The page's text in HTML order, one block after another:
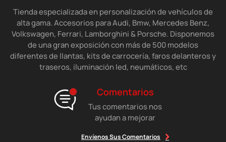
Tienda especializada en personalización de vehículos de
alta gama. Accesorios para Audi, Bmw, Mercedes Benz,
Volkswagen, Ferrari, Lamborghini & Porsche. Disponemos
de una gran exposición con más de 500 modelos
diferentes de llantas, kits de carrocería, faros delanteros y
traseros, iluminación led, neumáticos, etc
Comentarios
Tus comentarios nos
ayudan a mejorar
Envíenos Sus Comentarios